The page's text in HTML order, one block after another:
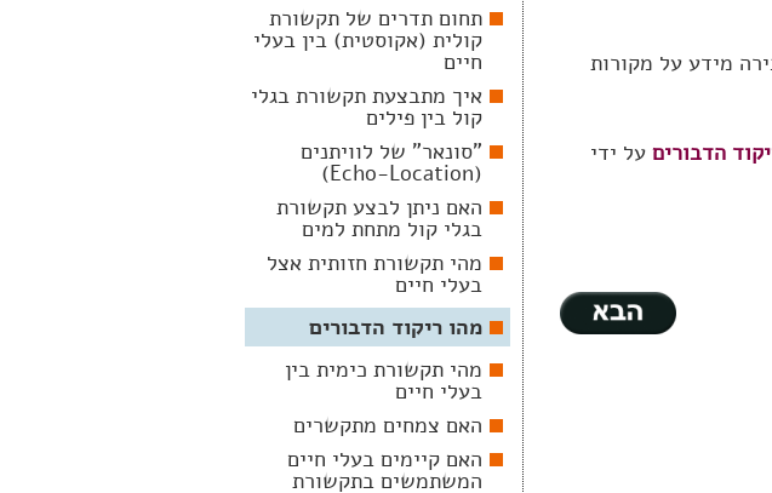
מידע על מקורות
הדבורים על ידי
תחום תדרים של תקשורת
קולית (אקוסטית) בין בעלי
חיים
איך מתבצעת תקשורת בגלי
קול בין פילים
"סונאר" של לוויתנים
(Echo-Location)
האם ניתן לבצע תקשורת
בגלי קול מתחת למים
מהי תקשורת חזותית אצל
בעלי חיים
מהו ריקוד הדבורים
מהי תקשורת כימית בין
בעלי חיים
האם צמחים מתקשרים
האם קיימים בעלי חיים
המשתמשים בתקשורת